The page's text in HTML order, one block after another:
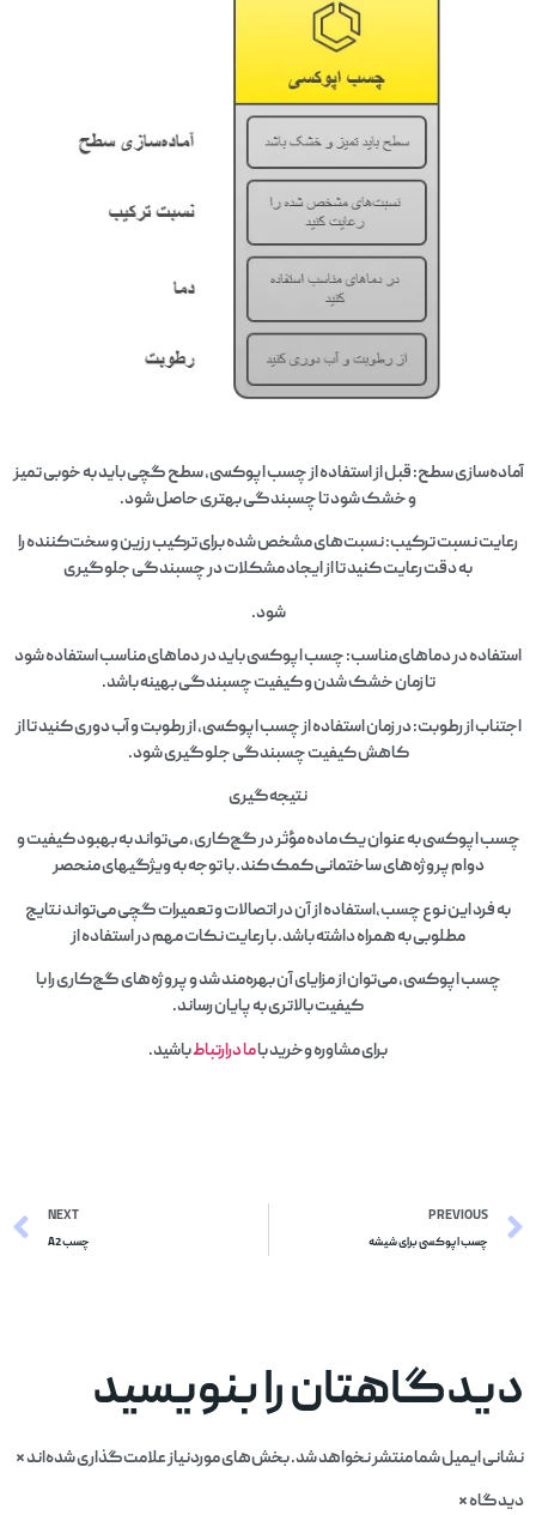
آماده‌سازی سطح: قبل از استفاده از چسب اپوکسی، سطح گچی باید به خوبی تمیز
و خشک شود تا چسبندگی بهتری حاصل شود.
رعایت نسبت ترکیب: نسبت‌های مشخص شده برای ترکیب رزین و سخت‌کننده را
به دقت رعایت کنید تا از ایجاد مشکلات در چسبندگی جلوگیری
شود.
استفاده در دماهای مناسب: چسب اپوکسی باید در دماهای مناسب استفاده شود
تا زمان خشک شدن و کیفیت چسبندگی بهینه باشد.
اجتناب از رطوبت: در زمان استفاده از چسب اپوکسی، از رطوبت و آب دوری کنید تا از
کاهش کیفیت چسبندگی جلوگیری شود.
نتیجه‌گیری
چسب اپوکسی به عنوان یک ماده مؤثر در گچ‌کاری، می‌تواند به بهبود کیفیت و
دوام پروژه‌های ساختمانی کمک کند. با توجه به ویژگیهای منحصر
به فرد این نوع چسب،استفاده از آن در اتصالات و تعمیرات گچی می‌تواند نتایج
مطلوبی به همراه داشته باشد. با رعایت نکات مهم در استفاده از
چسب اپوکسی، می‌توان از مزایای آن بهره‌مند شد و پروژه‌های گچ‌کاری را با
کیفیت بالاتری به پایان رساند.
برای مشاوره وخرید باما درارتباطباشید.
PREVIOUS
چسب اپوکسی برای شیشه
NEXT
چسب A2
دیدگاهتان را بنویسید
نشانی ایمیل شما منتشر نخواهد شد.بخش‌های موردنیاز علامت‌گذاری شده‌اند*
دیدگاه*